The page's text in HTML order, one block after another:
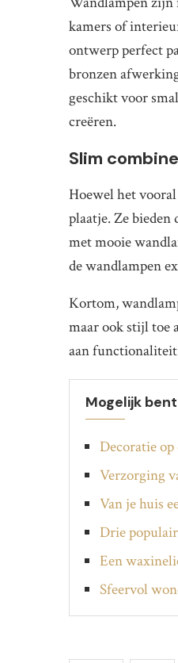
kamers of
ontwerp perfect
bronzen
geschikt voor
creëren.
Slim
Hoewel het
plaatje. Ze
met mooie
de wandlampen
Kortom,
maar ook stijl toe
aan
Mogelijk
Decoratie
Verzorging
Van je huis
Drie
Een
Sfeervol